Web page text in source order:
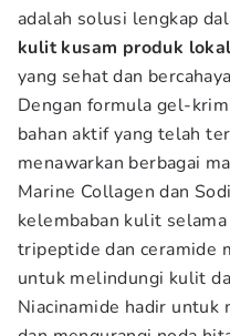
adalah solusi lengkap
kulit kusam produk lokal
yang sehat dan
Dengan formula gel-
bahan aktif yang telah
menawarkan berbagai
Marine Collagen dan
kelembaban kulit
tripeptide dan ceramide
untuk melindungi kulit
Niacinamide hadir untuk